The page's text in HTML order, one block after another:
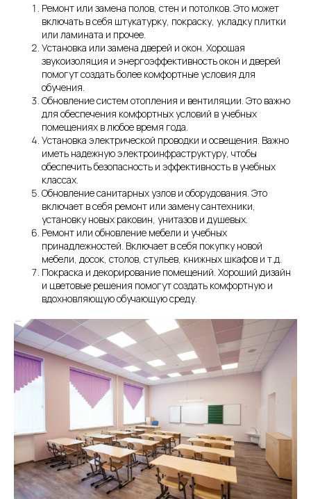
Ремонт или замена полов, стен и потолков. Это может
включать в себя штукатурку, покраску, укладку плитки
или ламината и прочее.
Установка или замена дверей и окон. Хорошая
звукоизоляция и энергоэффективность окон и дверей
помогут создать более комфортные условия для
обучения.
Обновление систем отопления и вентиляции. Это важно
для обеспечения комфортных условий в учебных
помещениях в любое время года.
Установка электрической проводки и освещения. Важно
иметь надежную электроинфраструктуру, чтобы
обеспечить безопасность и эффективность в учебных
классах.
Обновление санитарных узлов и оборудования. Это
включает в себя ремонт или замену сантехники,
установку новых раковин, унитазов и душевых.
Ремонт или обновление мебели и учебных
принадлежностей. Включает в себя покупку новой
мебели, досок, столов, стульев, книжных шкафов и т.д.
Покраска и декорирование помещений. Хороший дизайн
и цветовые решения помогут создать комфортную и
вдохновляющую обучающую среду.